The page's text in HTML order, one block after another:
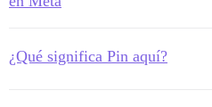
¿Qué significa Pin aquí?